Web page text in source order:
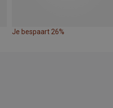
Je bespaart 26%